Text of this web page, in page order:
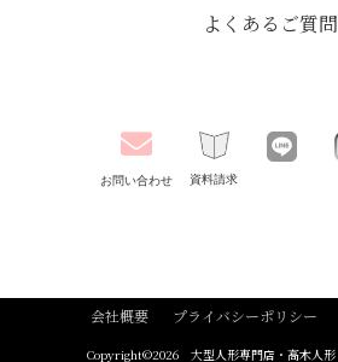
よくあるご質問
お問い合わせ 資料請求
会社概要 プライバシーポリシー
Copyright©2026 大型人形専門店・高木人形